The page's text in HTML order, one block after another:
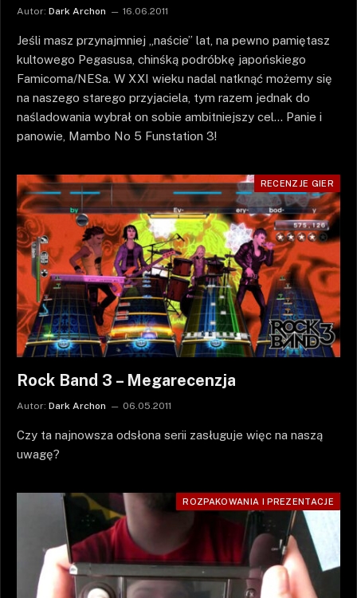
Autor: Dark Archon 16.06.2011
Jeśli masz przynajmniej „naście” lat, na pewno pamiętasz
kultowego Pegasusa, chinśką podróbkę japońskiego
Famicoma/NESa. W XXI wieku nadal natknąć możemy się
na naszego starego przyjaciela, tym razem jednak do
naśladowania wybrał on sobie ambitniejszy cel… Panie i
panowie, Mambo No 5 Funstation 3!
RECENZJE GIER
Rock Band 3 – Megarecenzja
Autor: Dark Archon 06.05.2011
Czy ta najnowsza odsłona serii zasługuje więc na naszą
uwagę?
ROZPAKOWANIA I PREZENTACJE